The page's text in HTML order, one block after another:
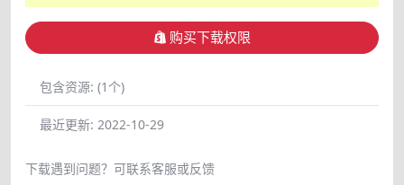
购买下载权限
包含资源: (1个)
最近更新: 2022-10-29
下载遇到问题？可联系客服或反馈